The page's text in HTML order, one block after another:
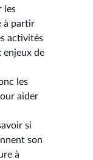
les
à partir
activités
enjeux de
les
aider
si
son
à